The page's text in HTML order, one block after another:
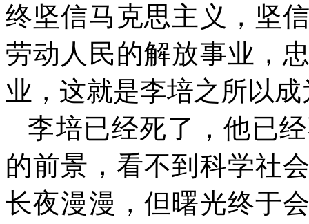
终坚信马克思主义，坚
劳动人民的解放事业，
业，这就是李培之所以
李培已经死了，他已
的前景，看不到科学社
长夜漫漫，但曙光终于